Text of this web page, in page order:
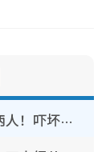
简淑儿染金发剪短头发气质判若两人！吓坏老公麦大力都认不出：“你做什么？”